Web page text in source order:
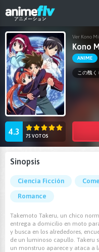
Ver Kono
Kono
ANIME
この醜
4.3 75 VOTOS
Sinopsis
Ciencia Ficción
Romance
Takemoto Takeru, un chico
entrega a domicilio en moto
y busca en los alrededores,
de un luminoso capullo. Takeru
un monstruo aparece y ataca a